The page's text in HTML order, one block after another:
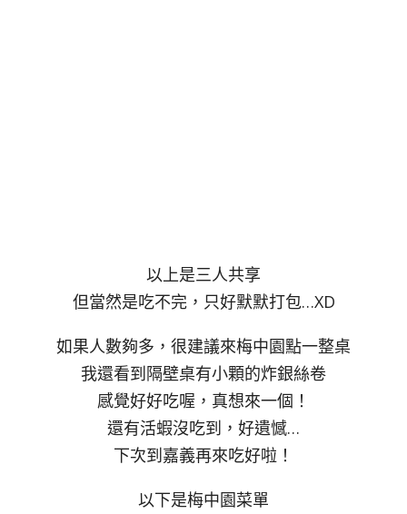
以上是三人共享
但當然是吃不完，只好默默打包…XD
如果人數夠多，很建議來梅中園點一整桌
我還看到隔壁桌有小顆的炸銀絲卷
感覺好好吃喔，真想來一個！
還有活蝦沒吃到，好遺憾…
下次到嘉義再來吃好啦！
以下是梅中園菜單